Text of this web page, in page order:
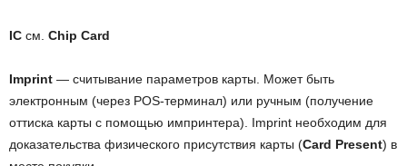
IC см. Chip Сard
Imprint — считывание параметров карты. Может быть
электронным (через POS-терминал) или ручным (получение
оттиска карты с помощью импринтера). Imprint необходим для
доказательства физического присутствия карты (Card Present) в